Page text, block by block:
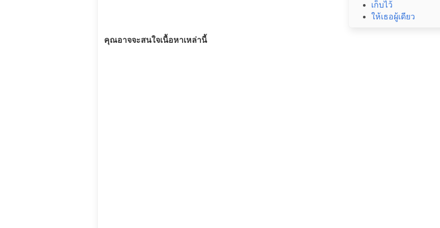
เก็บไว้
ให้เธอผู้เดียว
คุณอาจจะสนใจเนื้อหาเหล่านี้